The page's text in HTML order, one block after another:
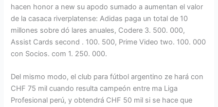
hacen honor a new su apodo sumado a aumentan el valor
de la casaca riverplatense: Adidas paga un total de 10
millones sobre dó lares anuales, Codere 3. 500. 000,
Assist Cards second . 100. 500, Prime Video two. 100. 000
con Socios. com 1. 250. 000.
Del mismo modo, el club para fútbol argentino ze hará con
CHF 75 mil cuando resulta campeón entre ma Liga
Profesional perú, y obtendrá CHF 50 mil si se hace que